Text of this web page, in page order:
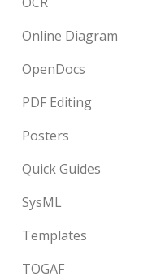
Online Diagram
OpenDocs
PDF Editing
Posters
Quick Guides
SysML
Templates
TOGAF